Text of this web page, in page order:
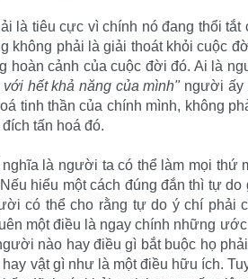
là tiêu cực vì chính nó đang thổi
không phải là giải thoát khỏi cuộc
hoàn cảnh của cuộc đời đó. Ai là
hết khả năng của mình"người ấy
tinh thần của chính mình, không
tấn hoá đó.
là người ta có thể làm mọi thứ
hiểu một cách đúng đắn thì tự
có thể cho rằng tự do ý chí phải
một điều là ngay chính những
nào hay điều gì bắt buộc họ
vật gì như là một điều hữu ích.